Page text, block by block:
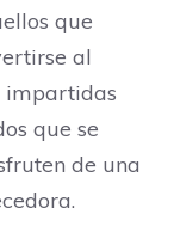
que
al
impartidas
que se
de una